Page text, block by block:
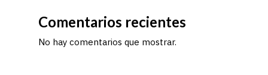
Comentarios recientes
No hay comentarios que mostrar.